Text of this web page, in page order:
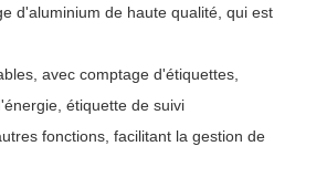
d'aluminium de haute qualité, qui est
avec comptage d'étiquettes,
étiquette de suivi
fonctions, facilitant la gestion de